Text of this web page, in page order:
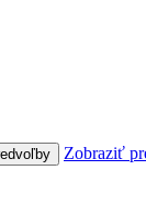
Zobraziť